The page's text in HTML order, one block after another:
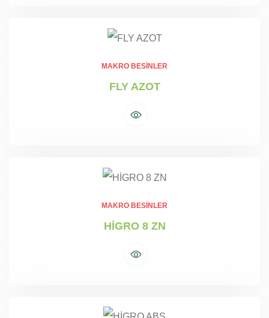
MAKRO BESINLER
FLY AZOT
MAKRO BESINLER
HİGRO 8 ZN